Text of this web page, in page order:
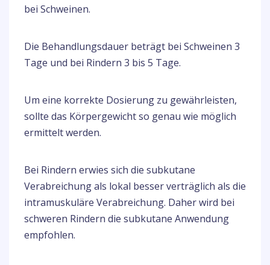
bei Schweinen.
Die Behandlungsdauer beträgt bei Schweinen 3
Tage und bei Rindern 3 bis 5 Tage.
Um eine korrekte Dosierung zu gewährleisten,
sollte das Körpergewicht so genau wie möglich
ermittelt werden.
Bei Rindern erwies sich die subkutane
Verabreichung als lokal besser verträglich als die
intramuskuläre Verabreichung. Daher wird bei
schweren Rindern die subkutane Anwendung
empfohlen.